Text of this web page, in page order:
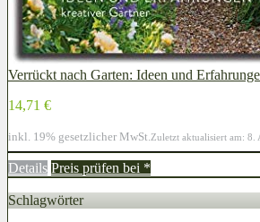
Verrückt nach Garten: Ideen und
14,71 €
inkl. 19% gesetzlicher MwSt. Zuletzt aktualisiert am: 8.
Details Preis prüfen bei *
Schlagwörter